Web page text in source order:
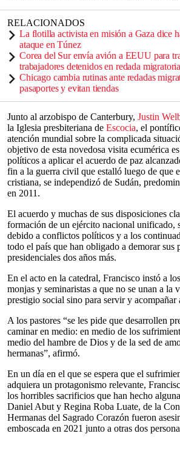
RELACIONADOS
La flotilla activista en misión a Gaza dice
ataque en Túnez
Corea del Sur envía avión a EEUU para
trabajadores detenidos en redada migratoria
Chicago cambia rutinas ante redadas
pasaportes y evitan tiendas
Junto al arzobispo de Canterbury, Justin
la Iglesia presbiteriana de Escocia, el
atención mundial sobre la complicada
objetivo de esta novedosa visita ecumérica
políticos a aplicar el acuerdo de paz
fin a la guerra civil que estalló luego de que
cristiana, se independizó de Sudán,
en 2011.
El acuerdo y muchas de sus disposiciones
formación de un ejército nacional unificado,
debido a conflictos políticos y a los
todo el país que han obligado a demorar sus
presidenciales dos años más.
En el acto en la catedral, Francisco instó a
monjas y seminaristas a que no se unan a la
prestigio social sino para servir y acompañar
A los pastores “se les pide que desarrollen
caminar en medio: en medio de los
medio del hambre de Dios y de la sed de
hermanas”, afirmó.
En un día en el que se espera que el
adquiera un protagonismo relevante,
los horribles sacrificios que han hecho
Daniel Abut y Regina Roba Luate, de la
Hermanas del Sagrado Corazón fueron
emboscada en 2021 junto a otras dos